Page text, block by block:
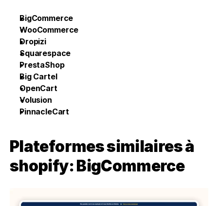
BigCommerce
WooCommerce
Dropizi
Squarespace
PrestaShop
Big Cartel
OpenCart
Volusion
PinnacleCart
Plateformes similaires à
shopify: BigCommerce